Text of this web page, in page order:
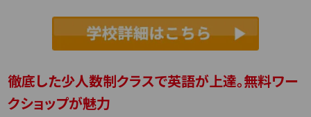
徹底した少人数制クラスで英語が上達。無料ワー
クショップが魅力